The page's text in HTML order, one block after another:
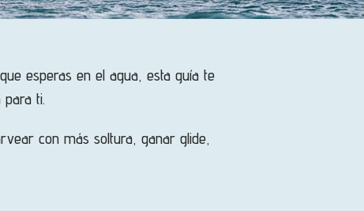
esperas en el agua, esta guía te
ti.
con más soltura, ganar glide,